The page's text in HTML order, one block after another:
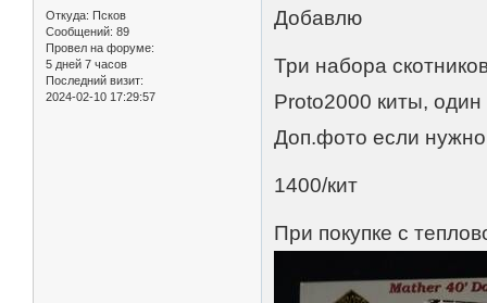
Откуда: Псков
Сообщений: 89
Провел на форуме:
5 дней 7 часов
Последний визит:
2024-02-10 17:29:57
Добавлю
Три набора
Proto2000 киты,
Доп.фото если
1400/кит
При покупке с